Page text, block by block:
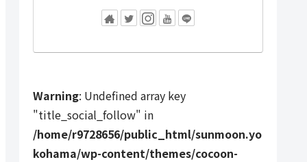
Warning: Undefined array key
"title_social_follow" in
/home/r9728656/public_html/sunmoon.yo
kohama/wp-content/themes/cocoon-